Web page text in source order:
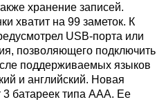
хранение записей.
хватит на 99 заметок. К
USB-порта или
позволяющего подключить
поддерживаемых языков
и английский. Новая
3 батареек типа AAA. Ее